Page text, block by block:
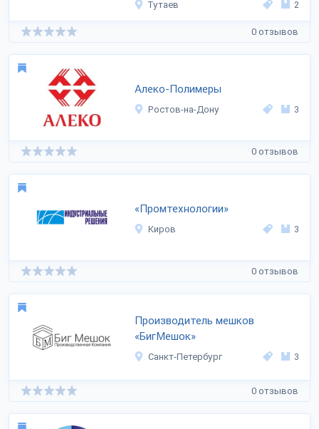
Тутаев 2
0 отзывов
Алеко-Полимеры
Ростов-на-Дону 3
0 отзывов
«Промтехнологии»
Киров 3
0 отзывов
Производитель мешков
«БигМешок»
Санкт-Петербург 3
0 отзывов